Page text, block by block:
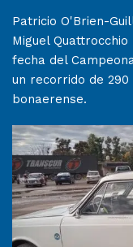
Patricio O'Brien-
Miguel
fecha del
un recorrido de
bonaerense.